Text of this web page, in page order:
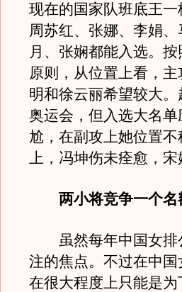
现在的国家队班底王
周苏红、张娜、李娟
月、张娴都能入选。
原则，从位置上看，
明和徐云丽希望较大
奥运会，但入选大名
尬，在副攻上她位置
上，冯坤伤未痊愈，
两小将竞争一个名
虽然每年中国女排
注的焦点。不过在中
在很大程度上只能是